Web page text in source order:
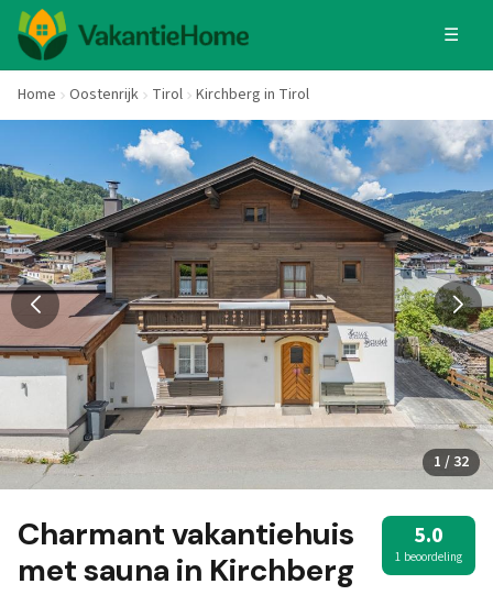
☰
Home Oostenrijk Tirol Kirchberg in Tirol
1 / 32
Charmant vakantiehuis
met sauna in Kirchberg
5.0
1 beoordeling